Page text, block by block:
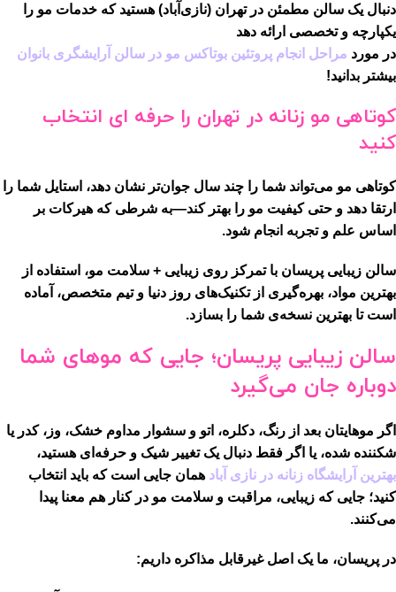
دنبال یک سالن مطمئن درتهران (نازی‌آباد) هستید که خدمات مو را
یکپارچه و تخصصی ارائه دهد
در مورد مراحل انجام پروتئین بوتاکس مو در سالن آرایشگری بانوان
بیشتر بدانید!
کوتاهی مو زنانه در تهران را حرفه ای انتخاب
کنید
کوتاهی مو می‌تواند شما را چند سال جوان‌تر نشان دهد، استایل شما را
ارتقا دهد و حتی کیفیت مو را بهتر کند—به شرطی که هیرکات بر
اساس علم و تجربه انجام شود.
سالن زیبایی پریسان با تمرکز روی زیبایی + سلامت مو، استفاده از
بهترین مواد، بهره‌گیری ازتکنیک‌های روز دنیا و تیم متخصص، آماده
است تا بهترین نسخه‌ی شما را بسازد.
سالن زیبایی پریسان؛ جایی که موهای شما
دوباره جان می‌گیرد
اگر موهایتان بعد از رنگ، دکلره، اتو و سشوار مداوم خشک، وز، کدر یا
شکننده شده، یا اگر فقط دنبال یک تغییر شیک و حرفه‌ای هستید،
بهترین آرایشگاه زنانه در نازی آباد همان جایی است که باید انتخاب
کنید؛ جایی که زیبایی، مراقبت و سلامت مو در کنار هم معنا پیدا
می‌کنند.
در پریسان، ما یک اصل غیرقابل مذاکره داریم: